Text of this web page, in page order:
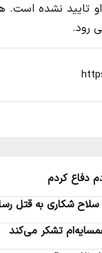
نشده است.
رود.
دفاع کردم
شکاری به قتل
تشکر می‌کند